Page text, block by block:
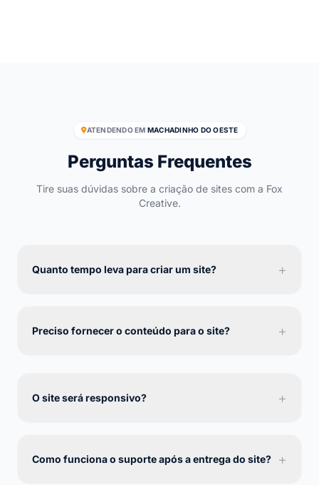
ATENDENDO EM MACHADINHO DO OESTE
Perguntas Frequentes
Tire suas dúvidas sobre a criação de sites com a Fox
Creative.
Quanto tempo leva para criar um site? +
Preciso fornecer o conteúdo para o site? +
O site será responsivo? +
Como funciona o suporte após a entrega do site? +